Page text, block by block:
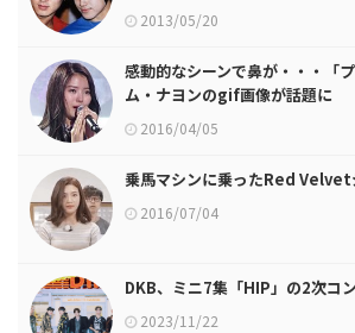
2013/05/20
感動的なシーンで鼻が・・・「
ム・ナヨンのgif画像が話題に
2016/04/05
乗馬マシンに乗ったRed Velvet
2016/07/04
DKB、ミニ7集「HIP」の2次コ
2023/11/22